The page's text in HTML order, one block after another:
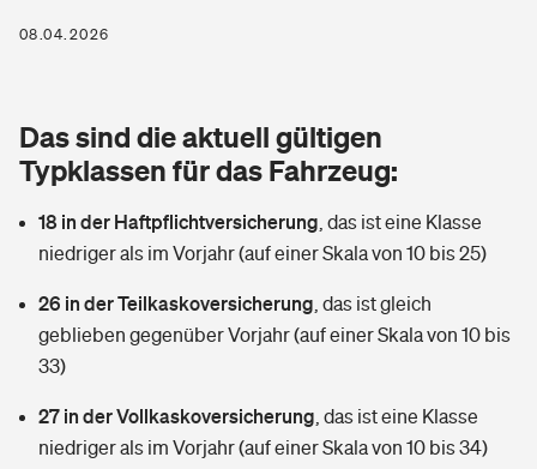
Rentenrechner: Wie viel Geld bekomme ich im Alter?
Wer versichert was: Jetzt Versicherer finden
Wärmepumpen versichern
Vermieterrrechtsschutz
Mietkautionsversicherung
Zur Übersicht
Tools
Kinderunfall­ver­si­che­rung
Reiseversicherung
Handyversicherung
Tierkrankenversicherung
Zur Übersicht
Tools
Sie haben Fragen?
08.04.2026
Das sind die aktuell gültigen
Typklassen für das Fahrzeug:
18 in der Haftpflichtversicherung das ist eine Klasse
niedriger als im Vorjahr (auf einer Skala von 10 bis 25)
26 in der Teilkaskoversicherung das ist gleich
geblieben gegenüber Vorjahr (auf einer Skala von 10 bis
33)
27 in der Vollkaskoversicherung das ist eine Klasse
niedriger als im Vorjahr (auf einer Skala von 10 bis 34)